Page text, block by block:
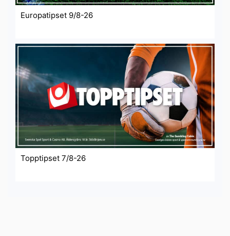
Europatipset 9/8-26
Topptipset 7/8-26